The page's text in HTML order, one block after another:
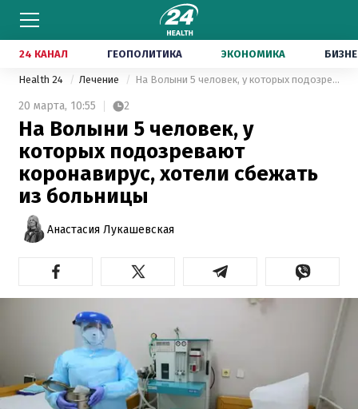
24 КАНАЛ ГЕОПОЛИТИКА ЭКОНОМИКА
Health 24 Лечение На Волыни 5 человек, у которых подозревают коронавирус, хотели сбежать из больницы
20 марта, 10:55 2
На Волыни 5 человек, у
которых подозревают
коронавирус, хотели сбежать
из больницы
Анастасия Лукашевская